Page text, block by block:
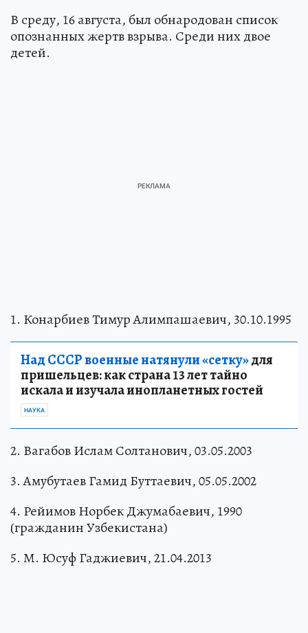
В среду, 16 августа, был обнародован список
опознанных жертв взрыва. Среди них двое
детей.
1. Конарбиев Тимур Алимпашаевич, 30.10.1995
Над СССР военные натянули «сетку»для
пришельцев: как страна 13 лет тайно
искала и изучала инопланетных гостей
НАУКА
2. Вагабов Ислам Солтанович, 03.05.2003
3. Амубутаев Гамид Буттаевич, 05.05.2002
4. Рейимов Норбек Джумабаевич, 1990
(гражданин Узбекистана)
5. М. Юсуф Гаджиевич, 21.04.2013